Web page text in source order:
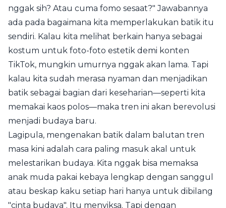
nggak sih? Atau cuma fomo sesaat?" Jawabannya
ada pada bagaimana kita memperlakukan batik itu
sendiri. Kalau kita melihat berkain hanya sebagai
kostum untuk foto-foto estetik demi konten
TikTok, mungkin umurnya nggak akan lama. Tapi
kalau kita sudah merasa nyaman dan menjadikan
batik sebagai bagian dari keseharian—seperti kita
memakai kaos polos—maka tren ini akan berevolusi
menjadi budaya baru.
Lagipula, mengenakan batik dalam balutan tren
masa kini adalah cara paling masuk akal untuk
melestarikan budaya. Kita nggak bisa memaksa
anak muda pakai kebaya lengkap dengan sanggul
atau beskap kaku setiap hari hanya untuk dibilang
"cinta budaya". Itu menyiksa. Tapi dengan